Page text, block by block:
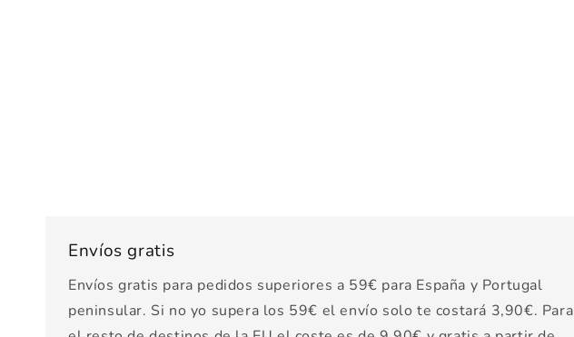
Envíos gratis
Envíos gratis para pedidos superiores a 59€ para España y Portugal
peninsular. Si no yo supera los 59€ el envío solo te costará 3,90€. Para